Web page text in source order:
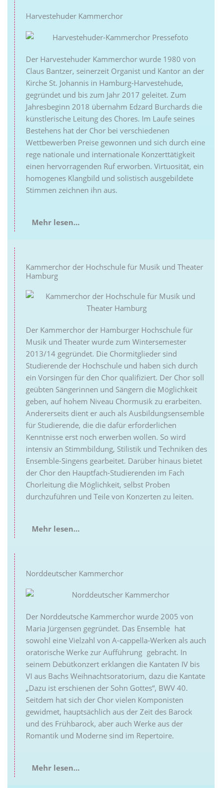
Harvestehuder Kammerchor
Der Harvestehuder Kammerchor wurde 1980 von
Claus Bantzer, seinerzeit Organist und Kantor an der
Kirche St. Johannis in Hamburg-Harvestehude,
gegründet und bis zum Jahr 2017 geleitet. Zum
Jahresbeginn 2018 übernahm Edzard Burchards die
künstlerische Leitung des Chores. Im Laufe seines
Bestehens hat der Chor bei verschiedenen
Wettbewerben Preise gewonnen und sich durch eine
rege nationale und internationale Konzerttätigkeit
einen hervorragenden Ruf erworben. Virtuosität, ein
homogenes Klangbild und solistisch ausgebildete
Stimmen zeichnen ihn aus.
Mehr lesen…
Kammerchor der Hochschule für Musik und Theater
Hamburg
Der Kammerchor der Hamburger Hochschule für
Musik und Theater wurde zum Wintersemester
2013/14 gegründet. Die Chormitglieder sind
Studierende der Hochschule und haben sich durch
ein Vorsingen für den Chor qualifiziert. Der Chor soll
geübten Sängerinnen und Sängern die Möglichkeit
geben, auf hohem Niveau Chormusik zu erarbeiten.
Andererseits dient er auch als Ausbildungsensemble
für Studierende, die die dafür erforderlichen
Kenntnisse erst noch erwerben wollen. So wird
intensiv an Stimmbildung, Stilistik und Techniken des
Ensemble-Singens gearbeitet. Darüber hinaus bietet
der Chor den Hauptfach-Studierenden im Fach
Chorleitung die Möglichkeit, selbst Proben
durchzuführen und Teile von Konzerten zu leiten.
Mehr lesen…
Norddeutscher Kammerchor
Der Norddeutsche Kammerchor wurde 2005 von
Maria Jürgensen gegründet. Das Ensemble hat
sowohl eine Vielzahl von A-cappella-Werken als auch
oratorische Werke zur Aufführung gebracht. In
seinem Debütkonzert erklangen die Kantaten IV bis
VI aus Bachs Weihnachtsoratorium, dazu die Kantate
„Dazu ist erschienen der Sohn Gottes“, BWV 40.
Seitdem hat sich der Chor vielen Komponisten
gewidmet, hauptsächlich aus der Zeit des Barock
und des Frühbarock, aber auch Werke aus der
Romantik und Moderne sind im Repertoire.
Mehr lesen…